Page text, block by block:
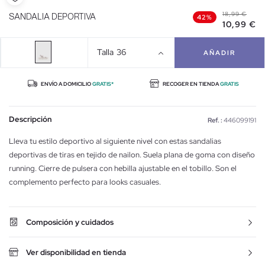
SANDALIA DEPORTIVA 42% 18,99 €
10,99 €
Talla 36 AÑADIR
ENVÍO A DOMICILIOGRATIS* RECOGER EN TIENDAGRATIS
Descripción Ref. : 446099191
Lleva tu estilo deportivo al siguiente nivel con estas sandalias
deportivas de tiras en tejido de nailon. Suela plana de goma con diseño
running. Cierre de pulsera con hebilla ajustable en el tobillo. Son el
complemento perfecto para looks casuales.
Composición y cuidados
Ver disponibilidad en tienda